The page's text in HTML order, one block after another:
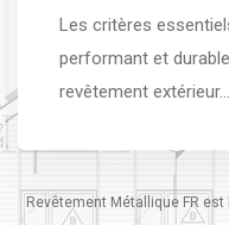
Les critères
performant et
revêtement extérieur…
Revêtement Métallique FR